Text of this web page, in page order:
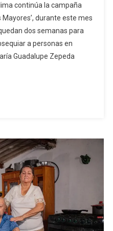
continúa la campaña
durante este mes
dos semanas para
a personas en
Guadalupe Zepeda